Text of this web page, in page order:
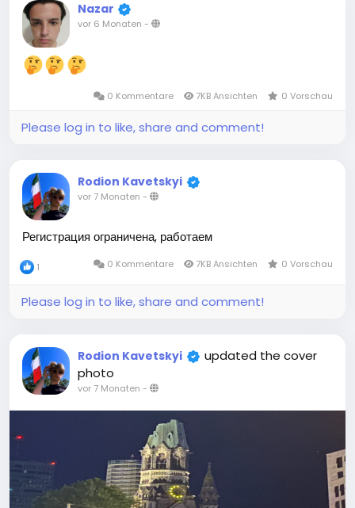
Nazar
vor 6 Monaten -
0 Kommentare 7KB Ansichten 0 Vorschau
Please log in to like, share and comment!
Rodion Kavetskyi
vor 7 Monaten -
Регистрация ограничена, работаем
1 0 Kommentare 7KB Ansichten 0 Vorschau
Please log in to like, share and comment!
Rodion Kavetskyi
updated the cover
photo
vor 7 Monaten -